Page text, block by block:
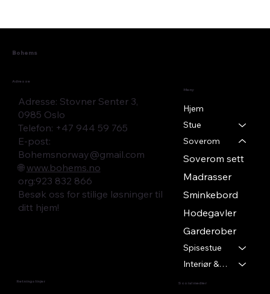
Bohems
Adresse
Adresse: Stovner Senter 3,
0985 Oslo
Telefon: +47 944 59 765
E-post:
Bohemsnorway@gmail.com
🌐 www.bohems.no
​org:923 832 866
Besøk oss for stilige løsninger til
ditt hjem!
Meny
Hjem
Stue
Soverom
Soverom sett
Madrasser
Sminkebord
Hodegavler
Garderober
Spisestue
Interiør & Tekstil
Retningslinjer Sosial medier